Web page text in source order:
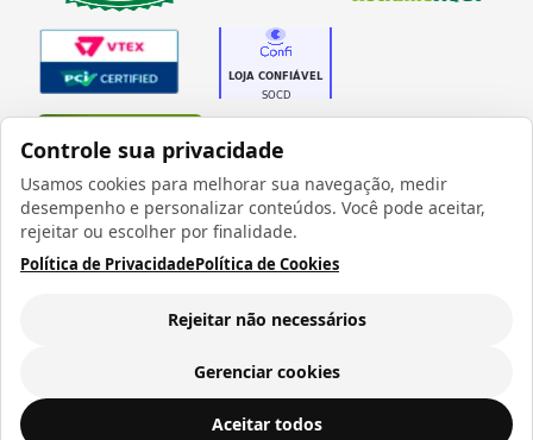
Controle sua privacidade
Usamos cookies para melhorar sua navegação, medir
desempenho e personalizar conteúdos. Você pode aceitar,
rejeitar ou escolher por finalidade.
Política de PrivacidadePolítica de Cookies
Rejeitar não necessários
Gerenciar cookies
Aceitar todos
Porta Lata para Sublimação de Neoprene "Regatinha" - 475 ml - Opala Brindes
Todos os direitos reservados 1999 - 2026 | CRIDON
Rua Bresser, 736 - Brás - São Paulo/SP - socd@socd.com.br